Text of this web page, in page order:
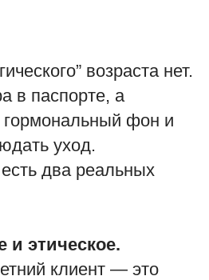
возраста нет.
в паспорте, а
гормональный фон и
уход.
два реальных
и этическое.
клиент — это